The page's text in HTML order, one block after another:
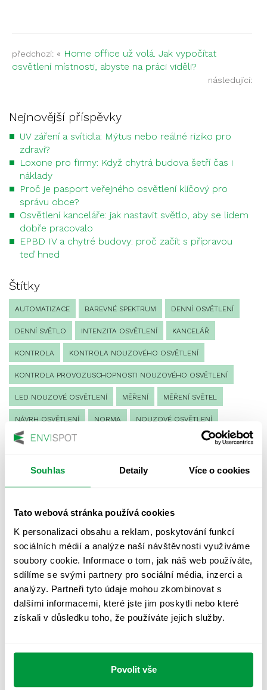
Souhlas Detaily Více o cookies
Tato webová stránka používá cookies
K personalizaci obsahu a reklam, poskytování funkcí
sociálních médií a analýze naší návštěvnosti využíváme
soubory cookie. Informace o tom, jak náš web používáte,
sdílíme se svými partnery pro sociální média, inzerci a
analýzy. Partneři tyto údaje mohou zkombinovat s
dalšími informacemi, které jste jim poskytli nebo které
získali v důsledku toho, že používáte jejich služby.
Povolit vše
předchozí: « Home office už volá. Jak vypočítat
osvětlení místnosti, abyste na práci viděli?
následující:
Nejnovější příspěvky
UV záření a svítidla: Mýtus nebo reálné riziko pro
zdraví?
Loxone pro firmy: Když chytrá budova šetří čas i
náklady
Proč je pasport veřejného osvětlení klíčový pro
správu obce?
Osvětlení kanceláře: jak nastavit světlo, aby se lidem
dobře pracovalo
EPBD IV a chytré budovy: proč začít s přípravou
teď hned
Štítky
AUTOMATIZACE BAREVNÉ SPEKTRUM DENNÍ OSVĚTLENÍ
DENNÍ SVĚTLO INTENZITA OSVĚTLENÍ KANCELÁŘ
KONTROLA KONTROLA NOUZOVÉHO OSVĚTLENÍ
KONTROLA PROVOZUSCHOPNOSTI NOUZOVÉHO OSVĚTLENÍ
LED NOUZOVÉ OSVĚTLENÍ MĚŘENÍ MĚŘENÍ SVĚTEL
NÁVRH OSVĚTLENÍ NORMA NOUZOVÉ OSVĚTLENÍ
OSLUNĚNÍ OSVĚTLENÍ PRACOVIŠTĚ
OSVĚTLENÍ SPORTOVIŠŤ
PROTIPANICKÉ OSVĚTLENÍ
PROVOZNÍ DENÍK NOUZOVÉHO OSVĚTLENÍ
REVIZE NOUZOVÉHO OSVĚTLENÍ ŘÍZENÍ SPEKTRUM
UMĚLÉ OSVĚTLENÍ VEŘEJNÉ OSVĚTLENÍ
VÝPOČET OSVĚTLENÍ VÝPOČET ZASTÍNĚNÍ
VÝPOČTY A NÁVRHY ZASTÍNĚNÍ